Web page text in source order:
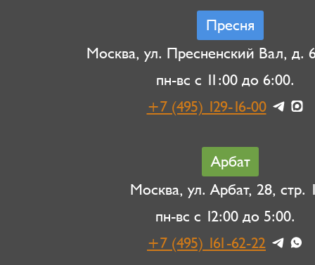
Пресня
Москва, ул. Пресненский Вал, д.
пн-вс с 11:00 до 6:00.
+7 (495) 129-16-00
Арбат
Москва, ул. Арбат, 28, стр.
пн-вс с 12:00 до 5:00.
+7 (495) 161-62-22